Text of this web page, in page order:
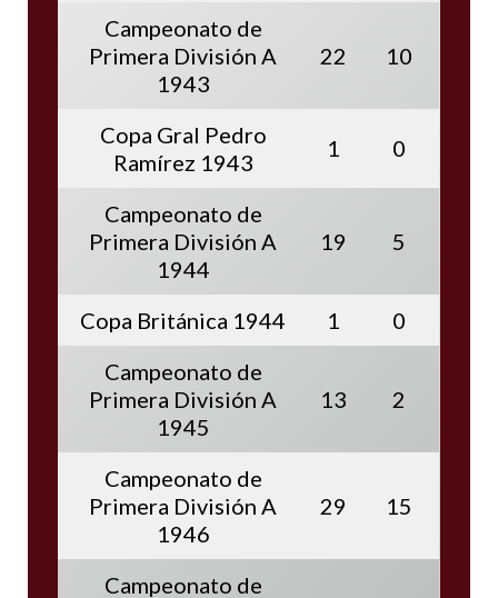
Campeonato de
Primera División A
1943
22 10
Copa Gral Pedro
Ramírez 1943
1 0
Campeonato de
Primera División A
1944
19 5
Copa Británica 1944 1
0
Campeonato de
Primera División A
1945
13 2
Campeonato de
Primera División A
1946
29 15
Campeonato de